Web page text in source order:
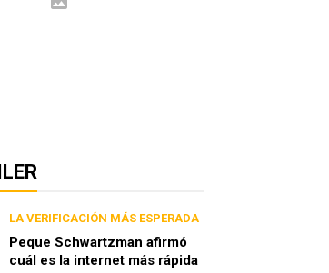
LA VERIFICACIÓN MÁS ESPERADA
Peque Schwartzman afirmó
cuál es la internet más rápida